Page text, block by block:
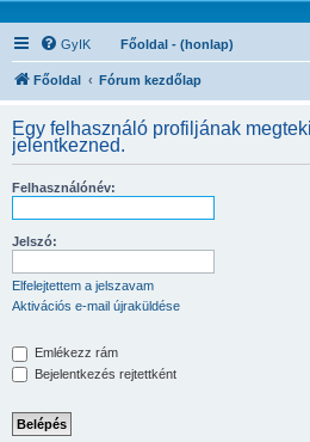
GyIK Főoldal - (honlap)
Főoldal Fórum kezdőlap
Egy felhasználó profiljának
jelentkezned.
Felhasználónév:
Jelszó:
Elfelejtettem a jelszavam
Aktivációs e-mail újraküldése
Emlékezz rám
Bejelentkezés rejtettként